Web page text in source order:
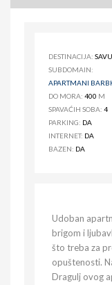
DESTINACIJA:
SUBDOMAIN:
APARTMANI
DO MORA: 400 M
SPAVAĆIH SOBA: 4
PARKING: DA
INTERNET: DA
BAZEN: DA
Udoban
brigom i
što treba za
opuštenosti.
Dragulj ovog